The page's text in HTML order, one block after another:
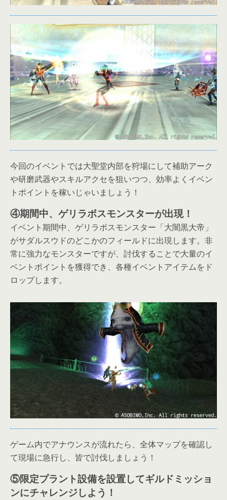
今回のイベントでは大聖堂内部を狩場にして補助アーク
や研磨武器やスキルアクセを狙いつつ、効率よくイベン
トポイントを稼いじゃいましょう！
④期間中、ゲリラボスモンスターが出現！
イベント期間中、ゲリラボスモンスター「大闇黒大帝」
がサダルスウドのどこかのフィールドに出現します。非
常に強力なモンスターですが、討伐することで大量のイ
ベントポイントを獲得でき、各種イベントアイテムをド
ロップします。
ゲーム内でアナウンスが流れたら、全体マップを確認し
て現場に急行し、皆で討伐しましょう！
⑤限定プラント設備を設置してギルドミッショ
ンにチャレンジしよう！